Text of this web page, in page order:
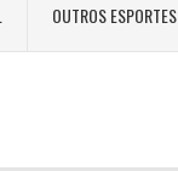
OUTROS ESPORTES